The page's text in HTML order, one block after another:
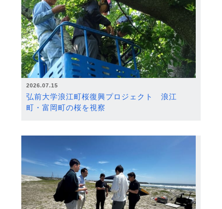
2026.07.15
弘前大学浪江町桜復興プロジェクト 浪江
町・富岡町の桜を視察